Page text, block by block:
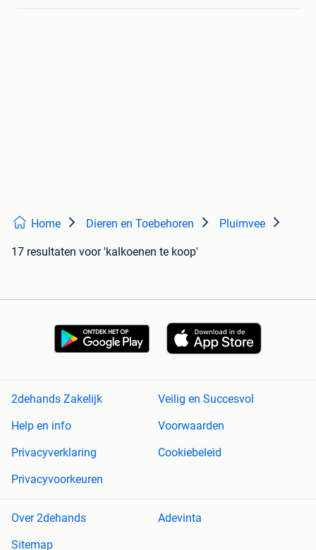
Home Dieren en Toebehoren Pluimvee
17 resultaten voor 'kalkoenen te koop'
2dehands Zakelijk
Veilig en Succesvol
Help en info
Voorwaarden
Privacyverklaring
Cookiebeleid
Privacyvoorkeuren
Over 2dehands
Adevinta
Sitemap